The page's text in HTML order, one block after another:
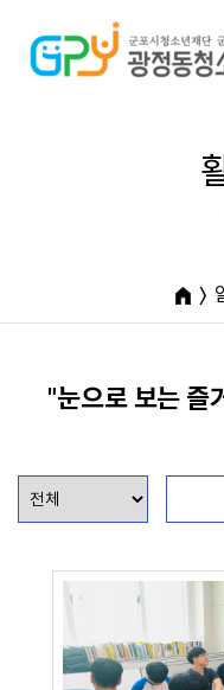
"눈으로 보는 즐